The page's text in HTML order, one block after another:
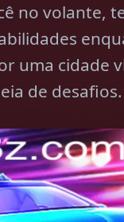
no volante,
uma cidade
de desafios.